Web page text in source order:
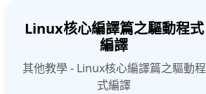
Linux核心編譯篇之驅動程式
編譯
其他教學 - Linux核心編譯篇之驅動程
式編譯